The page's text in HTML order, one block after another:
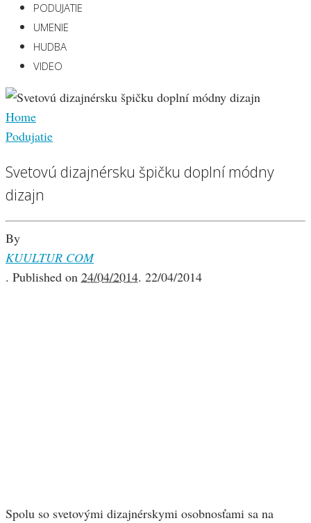
PODUJATIE
UMENIE
HUDBA
VIDEO
Home
Podujatie
Svetovú dizajnérsku špičku doplní módny
dizajn
By
KUULTUR COM
. Published on 24/04/2014. 22/04/2014
Spolu so svetovými dizajnérskymi osobnosťami sa na